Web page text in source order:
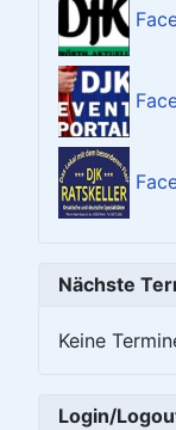
Nächste
Keine
Login/